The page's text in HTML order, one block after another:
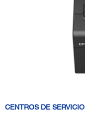
CENTROS DE SERVICIO